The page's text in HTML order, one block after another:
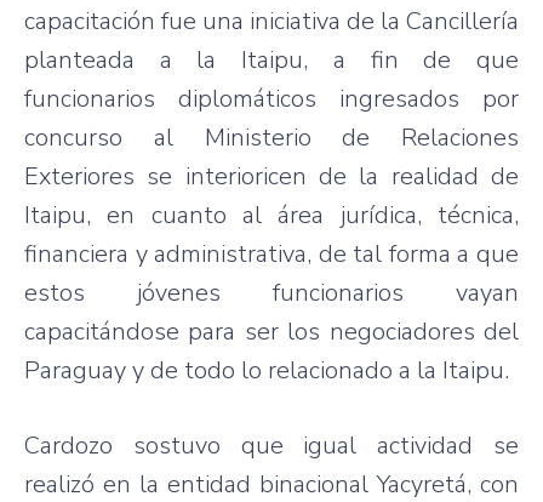
capacitación fue una iniciativa de la Cancillería
planteada a la Itaipu, a fin de que
funcionarios diplomáticos ingresados por
concurso al Ministerio de Relaciones
Exteriores se interioricen de la realidad de
Itaipu, en cuanto al área jurídica, técnica,
financiera y administrativa, de tal forma a que
estos jóvenes funcionarios vayan
capacitándose para ser los negociadores del
Paraguay y de todo lo relacionado a la Itaipu.
Cardozo sostuvo que igual actividad se
realizó en la entidad binacional Yacyretá, con